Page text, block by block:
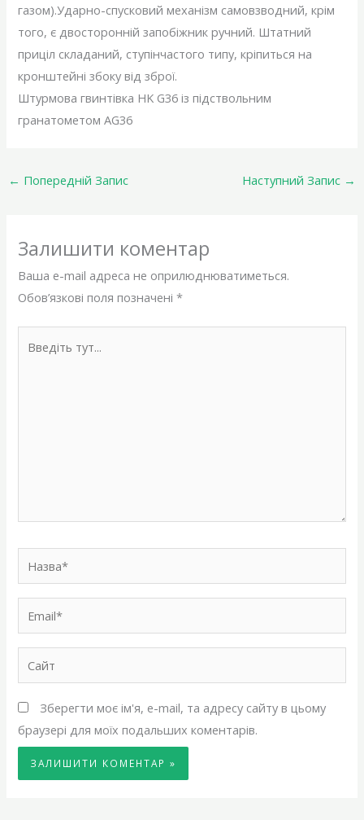
газом).Ударно-спусковий механізм самовзводний, крім
того, є двосторонній запобіжник ручний. Штатний
приціл складаний, ступінчастого типу, кріпиться на
кронштейні збоку від зброї.
Штурмова гвинтівка HK G36 із підствольним
гранатометом AG36
← Попередній Запис Наступний Запис →
Залишити коментар
Ваша e-mail адреса не оприлюднюватиметься.
Обов’язкові поля позначені*
Сайт
Зберегти моє ім'я, e-mail, та адресу сайту в цьому
браузері для моїх подальших коментарів.